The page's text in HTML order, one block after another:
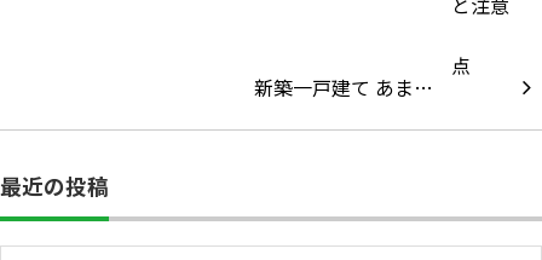
新築一戸建て あま…
最近の投稿